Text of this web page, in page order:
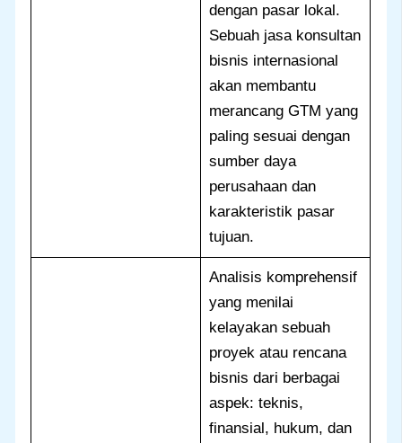
dengan pasar lokal.
Sebuah jasa konsultan
bisnis internasional
akan membantu
merancang GTM yang
paling sesuai dengan
sumber daya
perusahaan dan
karakteristik pasar
tujuan.
Analisis komprehensif
yang menilai
kelayakan sebuah
proyek atau rencana
bisnis dari berbagai
aspek: teknis,
finansial, hukum, dan